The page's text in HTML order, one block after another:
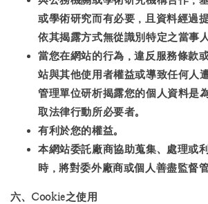
或學術研究而有必要，且資料經過
依其揭露方式無從識別特定之當事人
當您在網站的行為，違反服務條款
站與其他使用者權益或導致任何人
管理單位研析揭露您的個人資料是
取法律行動所必要者。
有利於您的權益。
本網站委託廠商協助蒐集、處理或
時，將對委外廠商或個人善盡監督管
六、Cookie之使用